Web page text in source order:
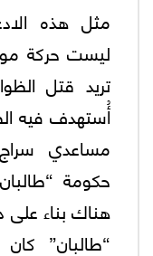
مثل هذه
ليست حركة
تريد قتل
أُستهدف فيه
مساعدي سراج
حكومة
هناك بناء